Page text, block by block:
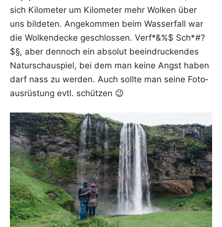
sich Kilo­me­ter um Kilo­me­ter mehr Wol­ken über
uns bil­de­ten. Ange­kom­men beim Was­ser­fall war
die Wol­ken­de­cke geschlos­sen. Verf*&%$ Sch*#?
$§, aber den­noch ein abso­lut beein­dru­cken­des
Natur­schau­spiel, bei dem man kei­ne Angst haben
darf nass zu wer­den. Auch soll­te man sei­ne Foto­
aus­rüs­tung evtl. schützen 😉